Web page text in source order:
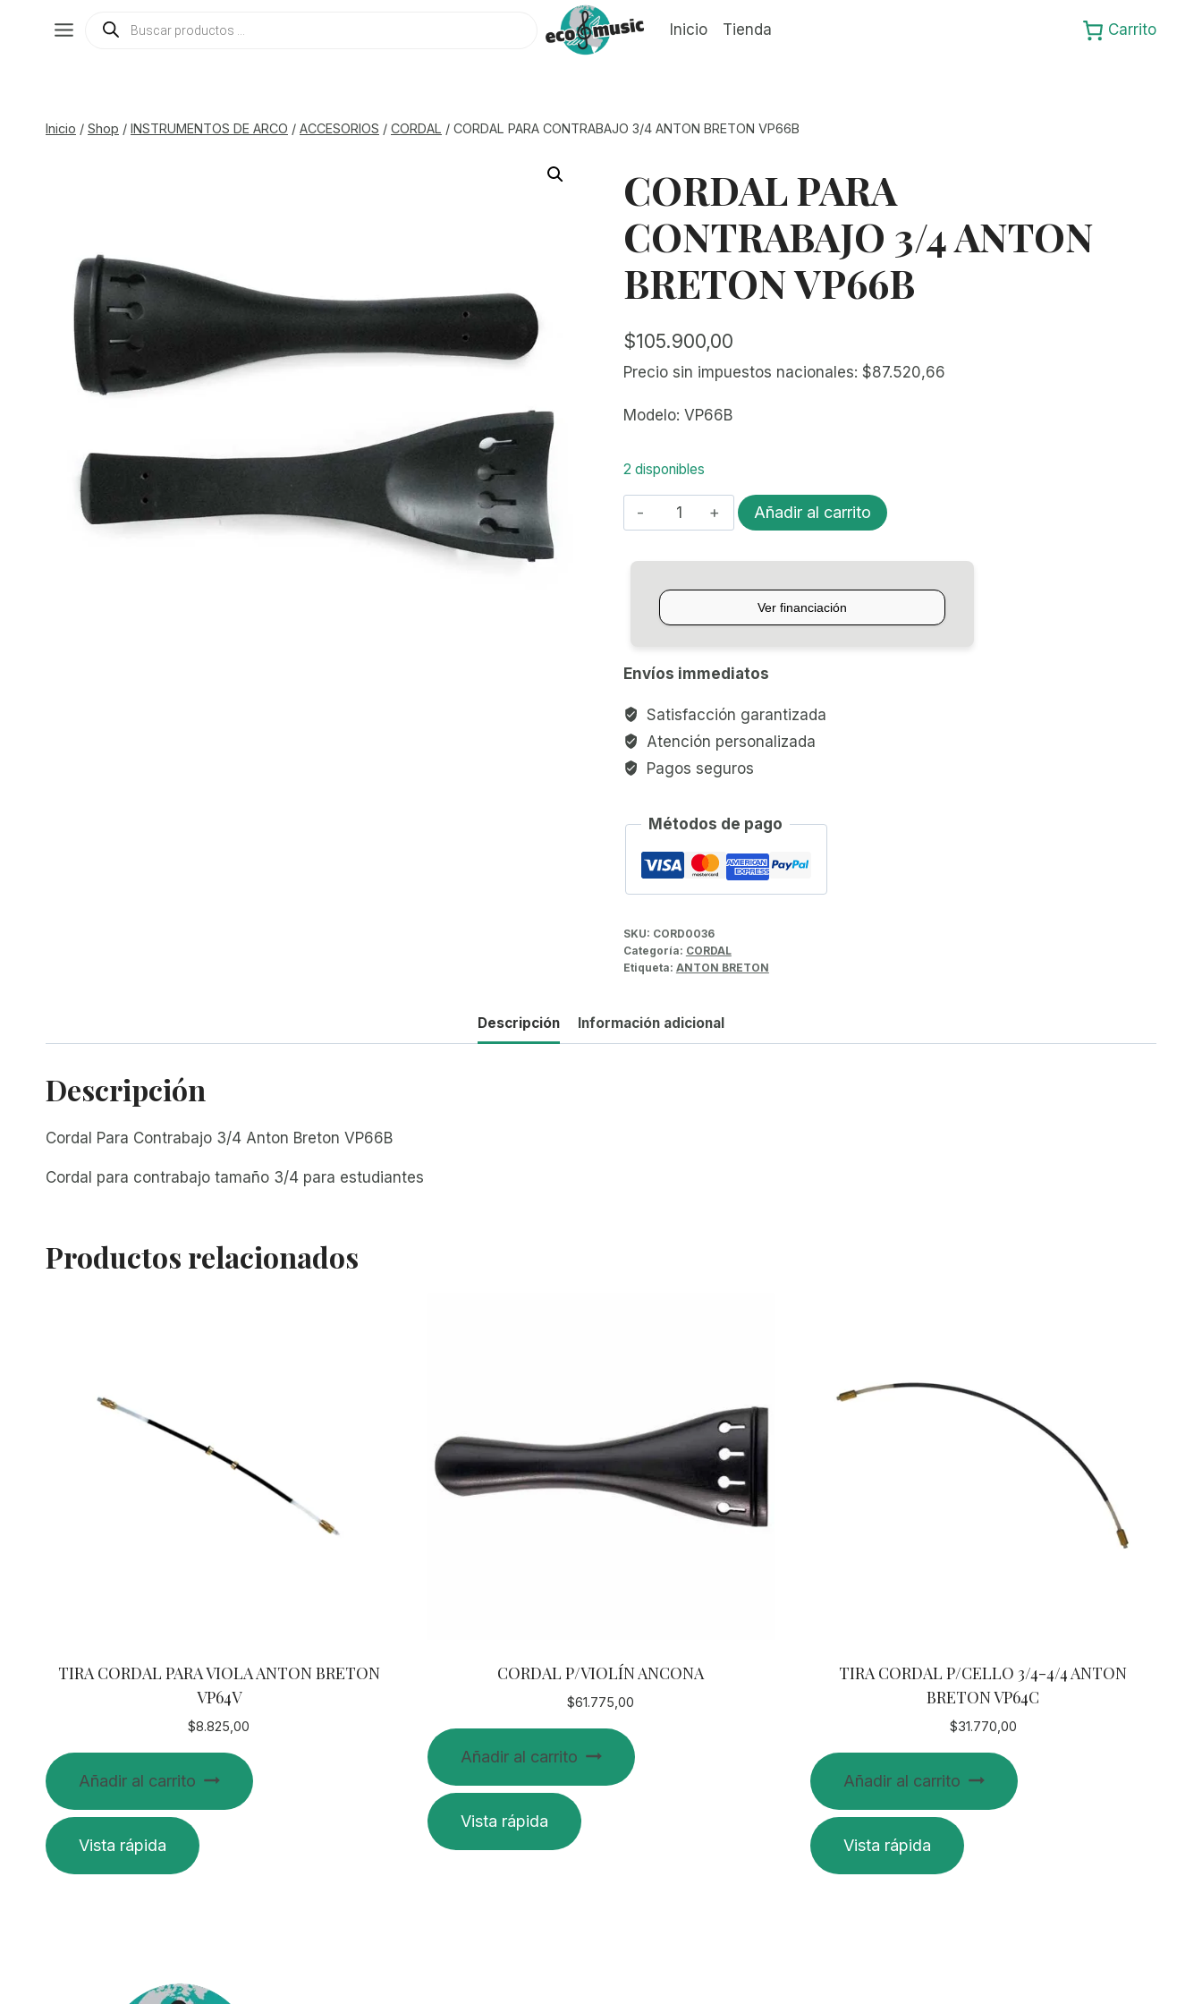
Búsqueda
Inicio Tienda Carrito
Inicio / Shop / INSTRUMENTOS DE ARCO / ACCESORIOS / CORDAL / CORDAL PARA CONTRABAJO 3/4 ANTON BRETON VP66B
CORDAL PARA
CONTRABAJO 3/4 ANTON
BRETON VP66B
$105.900,00
Precio sin impuestos nacionales: $87.520,66
Modelo: VP66B
2 disponibles
CORDAL
PARA
ANTON
BRETON
VP66B
cantidad
Añadir al carrito
Envíos immediatos
Satisfacción garantizada
Atención personalizada
Pagos seguros
Métodos de pago
SKU: CORD0036
Categoría: CORDAL
Etiqueta: ANTON BRETON
Descripción Información adicional
Descripción
Cordal Para Contrabajo 3/4 Anton Breton VP66B
Cordal para contrabajo tamaño 3/4 para estudiantes
Productos relacionados
TIRA CORDAL PARA VIOLA ANTON BRETON
VP64V
$8.825,00
Añadir al carrito
Vista rápida
CORDAL P/VIOLÍN ANCONA
$61.775,00
Añadir al carrito
Vista rápida
TIRA CORDAL P/CELLO 3/4-4/4 ANTON
BRETON VP64C
$31.770,00
Añadir al carrito
Vista rápida